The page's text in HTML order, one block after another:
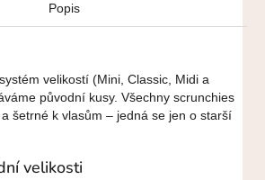
Popis
velikostí (Mini, Classic, Midi a
původní kusy. Všechny scrunchies
šetrné k vlasům – jedná se jen o starší
velikosti